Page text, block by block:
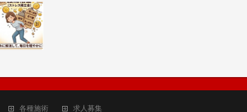
各種施術 求人募集